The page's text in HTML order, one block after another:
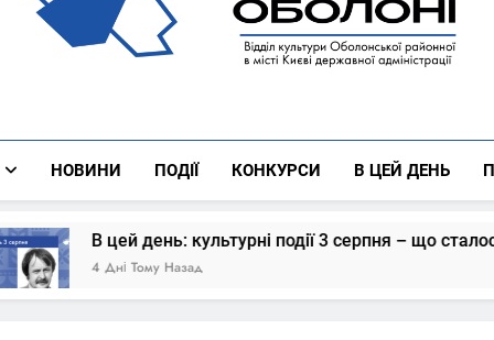
Культура Оболоні
НОВИНИ ПОДІЇ КОНКУРСИ В ЦЕЙ ДЕНЬ
день: культурні події 3 серпня – що сталось
Тому Назад